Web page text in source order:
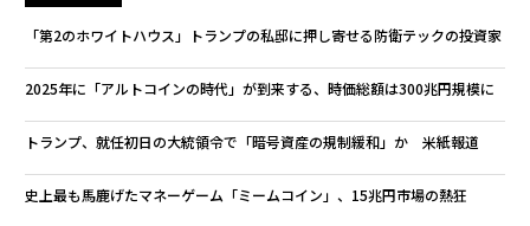
「第2のホワイトハウス」トランプの私邸に押し寄せる防衛テックの投資家
2025年に「アルトコインの時代」が到来する、時価総額は300兆円規模に
トランプ、就任初日の大統領令で「暗号資産の規制緩和」か 米紙報道
史上最も馬鹿げたマネーゲーム「ミームコイン」、15兆円市場の熱狂